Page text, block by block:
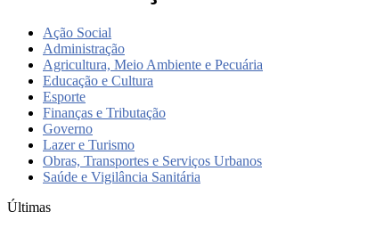
Ação Social
Administração
Agricultura, Meio Ambiente e Pecuária
Educação e Cultura
Esporte
Finanças e Tributação
Governo
Lazer e Turismo
Obras, Transportes e Serviços Urbanos
Saúde e Vigilância Sanitária
Últimas